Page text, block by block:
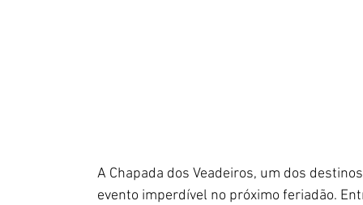
A Chapada dos Veadeiros, um dos
evento imperdível no próximo feriadão.